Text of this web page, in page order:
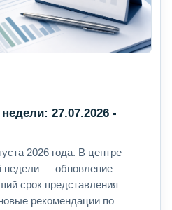
27.07.2026 -
2026 года. В центре
недели — обновление
срок представления
рекомендации по